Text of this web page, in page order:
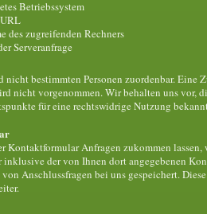
Betriebssystem
des zugreifenden Rechners
Serveranfrage
nicht bestimmten Personen zuordenbar. Eine
nicht vorgenommen. Wir behalten uns vor,
für eine rechtswidrige Nutzung
Kontaktformular Anfragen zukommen lassen,
inklusive der von Ihnen dort angegebenen
Anschlussfragen bei uns gespeichert.